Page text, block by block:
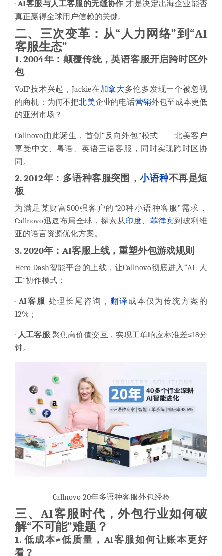
·AI客服与人工客服的无缝协作 才是决定出海企业能否
真正赢得全球用户信赖的关键。
二、 三次变革：从“人力网络”到“AI
客服生态”
1. 2004年：颠覆传统，英语客服开启跨时区外
包
VoIP技术兴起，Jackie在加拿大多伦多发现一个被忽视
的商机：为何不把北美企业的电话营销外包至成本更低
的亚洲市场？
Callnovo由此诞生，首创“反向外包”模式——北美客户
享受中文、粤语、英语三语客服，同时实现跨时区协
同。
2. 2012年：多语种客服突围，小语种不再是短
板
为满足某财富500强客户的“20种小语种客服”需求，
Callnovo迅速布局全球，探索从印度、 菲律宾到玻利维
亚的语言资源优化方案。
3. 2020年：AI客服上线，重塑外包游戏规则
Hero Dash智能平台的上线，让Callnovo彻底进入“AI+人
工”协作模式：
· AI客服 处理长尾咨询， 翻译 成本仅为传统方案的
12%；
· 人工客服聚焦高价值交互，实现工单响应标准差≤18分
钟。
Callnovo 20年多语种客服外包经验
三、 AI客服时代，外包行业如何破
解“不可能”难题？
1. 低成本≠低质量，AI客服如何让账本更好
看？